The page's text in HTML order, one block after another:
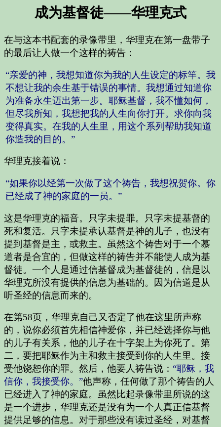
成为基督徒——华理克式
在与这本书配套的录像带里，华理克在第一盘带子
的最后让人做一个这样的祷告：
“亲爱的神，我想知道你为我的人生设定的标竿。我
不想让我的余生基于错误的事情。我想通过知道你
为准备永生迈出第一步。耶稣基督，我不懂如何，
但尽我所知，我想把我的人生向你打开。求你向我
变得真实。在我的人生里，用这个系列帮助我知道
你造我的目的。”
华理克接着说：
“如果你以经第一次做了这个祷告，我想祝贺你。你
已经成了神的家庭的一员。”
这是华理克的福音。只字未提罪。只字未提基督的
死和复活。只字未提承认基督是神的儿子，也没有
提到基督是主，或救主。虽然这个祷告对于一个慕
道者是合宜的，但做这样的祷告并不能使人成为基
督徒。一个人是通过信基督成为基督徒的，信是以
华理克所没有提供的信息为基础的。因为信道是从
听圣经的信息而来的。
在第58页，华理克自己又否定了他在这里所声称
的，说你必须首先相信神爱你，并已经选择你与他
的儿子有关系，他的儿子在十字架上为你死了。第
二，要把耶稣作为主和救主接受到你的人生里。接
受他饶恕你的罪。然后，他要人祷告说： “耶稣，我
信你，我接受你。”他声称，任何做了那个祷告的人
已经进入了神的家庭。虽然比起录像带里所说的这
是一个进步，华理克还是没有为一个人真正信基督
提供足够的信息。对于那些没有读过圣经，对基督